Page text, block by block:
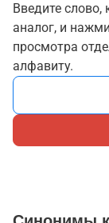
Введите слово,
аналог, и
просмотра
алфавиту.